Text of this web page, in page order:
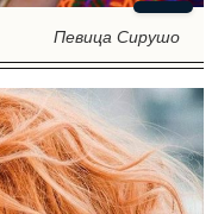
Певица Сирушо